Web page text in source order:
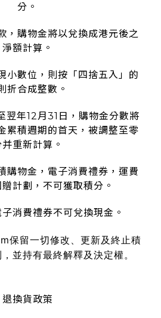
分。
，購物金將以兌換成港元後之
淨額計算。
小數位，則按「四捨五入」的
折合成整數。
翌年12月31日，購物金分數將
累積週期的首天，被調整至零
重新計算。
購物金，電子消費禮券，運費
計劃，不可獲取積分。
消費禮券不可兌換現金。
保留一切修改、更新及終止積
並持有最終解釋及決定權。
退換貨政策